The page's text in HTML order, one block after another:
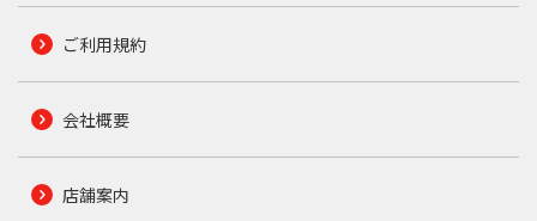
ご利用規約
会社概要
店舗案内